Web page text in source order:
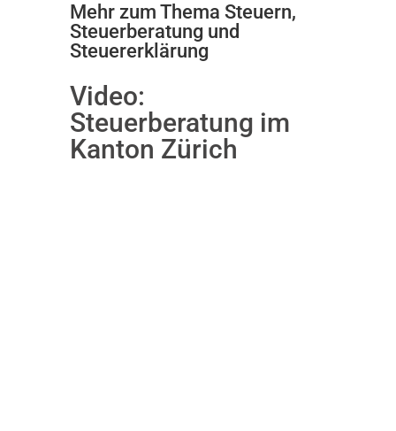
Mehr zum Thema Steuern,
Steuerberatung und
Steuererklärung
Video:
Steuerberatung im
Kanton Zürich